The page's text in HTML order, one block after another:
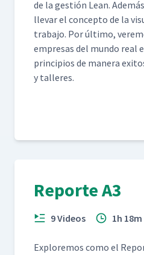
de la gestión Lean.
lle­var el con­cep­to de la
tra­ba­jo. Por últi­mo,
empre­sas del mun­do real
prin­ci­p­ios de man­era
y talleres.
Reporte A3
9 Videos 1h 18m
Explore­mos como el